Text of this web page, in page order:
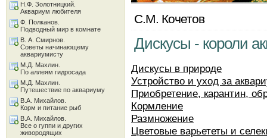
С.М. Кочетов
Дискусы - короли
Дискусы в природе
Устройство и уход за
Приобретение, карантин,
Кормление
Размножение
Цветовые варьететы и
Н.Ф. Золотницкий.
Аквариум любителя
Ф. Полканов.
Подводный мир в комнате
В. А. Смирнов.
Советы начинающему
аквариумисту
М.Д. Махлин.
По аллеям гидросада
М.Д. Махлин.
Путешествие по аквариуму
В.А. Михайлов.
Корм и питание рыб
В.А. Михайлов.
Все о гуппи и других
живородящих